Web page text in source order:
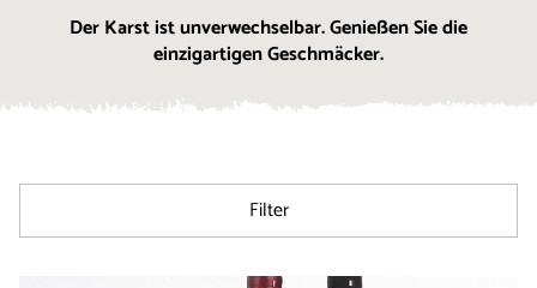
Der Karst ist unverwechselbar. Genießen Sie die
einzigartigen Geschmäcker.
Filter